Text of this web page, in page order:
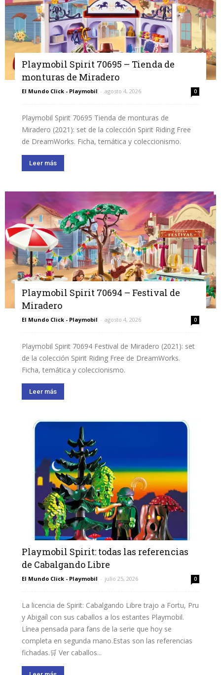
Playmobil Spirit 70695 – Tienda de
monturas de Miradero
El Mundo Click - Playmobil - agosto 4, 2026 0
Playmobil Spirit 70695 Tienda de monturas de
Miradero (2021): set de la colección Spirit Riding Free
de DreamWorks. Ficha, temática y coleccionismo.
Leer más
Playmobil Spirit 70694 – Festival de
Miradero
El Mundo Click - Playmobil - agosto 4, 2026 0
Playmobil Spirit 70694 Festival de Miradero (2021): set
de la colección Spirit Riding Free de DreamWorks.
Ficha, temática y coleccionismo.
Leer más
Playmobil Spirit: todas las referencias
de Cabalgando Libre
El Mundo Click - Playmobil - julio 25, 2026 0
La licencia de Spirit: Cabalgando Libre trajo a Fortu, Pru
y Abigaíl con sus caballos a los estantes Playmobil.
Línea pensada para fans de la serie que hoy se
completa en segunda mano.Estas son las referencias
fichadas.🛒 Ver caballos...